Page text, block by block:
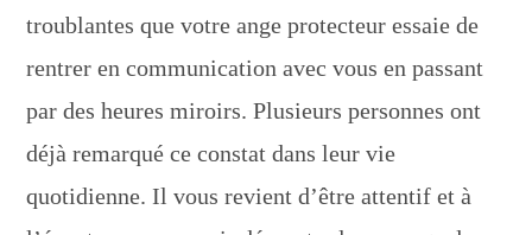
troublantes que votre ange protecteur essaie de
rentrer en communication avec vous en passant
par des heures miroirs. Plusieurs personnes ont
déjà remarqué ce constat dans leur vie
quotidienne. Il vous revient d’être attentif et à